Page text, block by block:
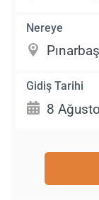
Nereye
Gidiş Tarihi